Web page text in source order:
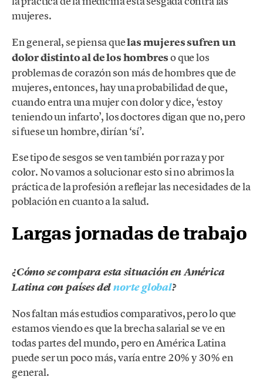
mujeres.
En general, se piensa quelas mujeres sufren un
dolor distinto al de los hombreso que los
problemas de corazón son más de hombres que de
mujeres, entonces, hay una probabilidad de que,
cuando entra una mujer con dolor y dice, ‘estoy
teniendo un infarto’, los doctores digan que no, pero
si fuese un hombre, dirían ‘sí’.
Ese tipo de sesgos se ven también por raza y por
color. No vamos a solucionar esto si no abrimos la
práctica de la profesión a reflejar las necesidades de la
población en cuanto a la salud.
Largas jornadas de trabajo
¿Cómo se compara esta situación en América
Latina con países delnorte global?
Nos faltan más estudios comparativos, pero lo que
estamos viendo es que la brecha salarial se ve en
todas partes del mundo, pero en América Latina
puede ser un poco más, varía entre 20% y 30% en
general.